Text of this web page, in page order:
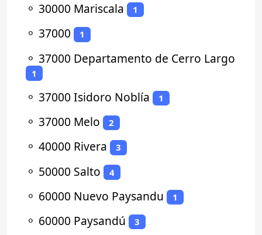
⚬ 30000 Mariscala 1
⚬ 37000 1
⚬ 37000 Departamento de Cerro Largo
1
⚬ 37000 Isidoro Noblía 1
⚬ 37000 Melo 2
⚬ 40000 Rivera 3
⚬ 50000 Salto 4
⚬ 60000 Nuevo Paysandu 1
⚬ 60000 Paysandú 3